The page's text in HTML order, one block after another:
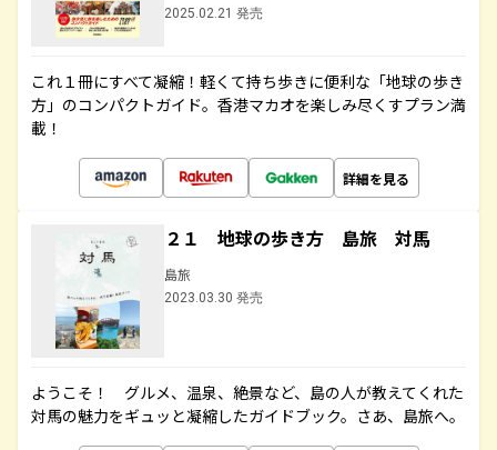
2025.02.21 発売
これ１冊にすべて凝縮！軽くて持ち歩きに便利な「地球の歩き
方」のコンパクトガイド。香港マカオを楽しみ尽くすプラン満
載！
詳細を見る
２１ 地球の歩き方 島旅 対馬
島旅
2023.03.30 発売
ようこそ！ グルメ、温泉、絶景など、島の人が教えてくれた
対馬の魅力をギュッと凝縮したガイドブック。さあ、島旅へ。